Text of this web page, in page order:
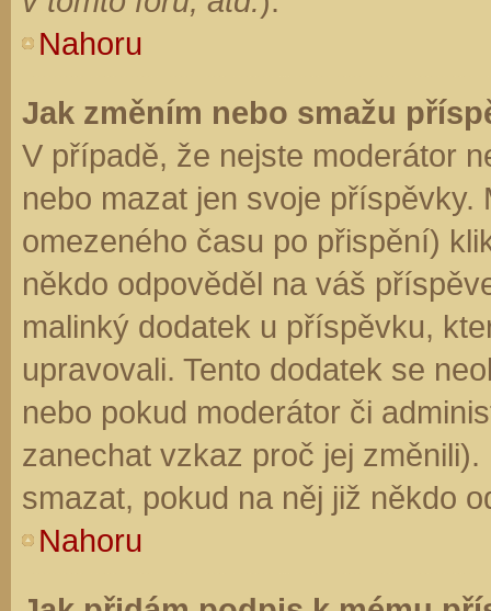
Nahoru
Jak změním nebo smažu
V případě, že nejste moderátor
nebo mazat jen svoje
omezeného času po přispění)
někdo odpověděl na váš
malinký dodatek u příspěvku,
upravovali. Tento dodatek se
nebo pokud moderátor či
zanechat vzkaz proč jej
smazat, pokud na něj již někdo
Nahoru